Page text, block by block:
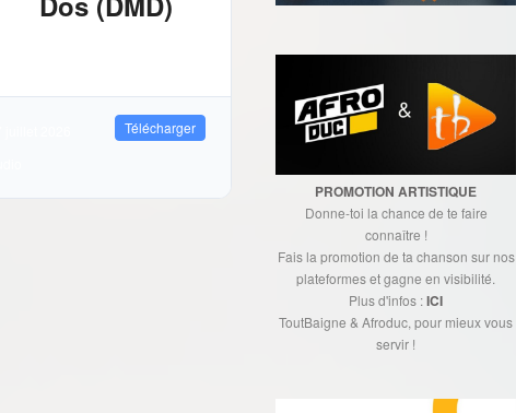
Télécharger
PROMOTION ARTISTIQUE
Donne-toi la chance de te faire
connaître !
Fais la promotion de ta chanson sur nos
plateformes et gagne en visibilité.
Plus d'infos :ICI
ToutBaigne & Afroduc, pour mieux vous
servir !